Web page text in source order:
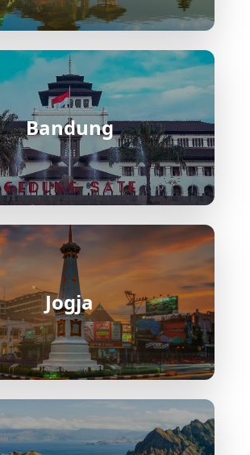
Bandung
Jogja